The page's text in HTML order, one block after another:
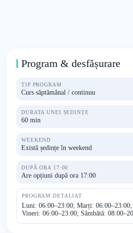
Program & desfășurare
TIP PROGRAM
Curs săptămânal / continuu
DURATA UNEI ȘEDINȚE
60 min
WEEKEND
Există ședințe în weekend
DUPĂ ORA 17:00
Are opțiuni după ora 17:00
PROGRAM DETALIAT
Luni: 06:00–23:00; Marți:
Vineri: 06:00–23:00; Sâmbătă: